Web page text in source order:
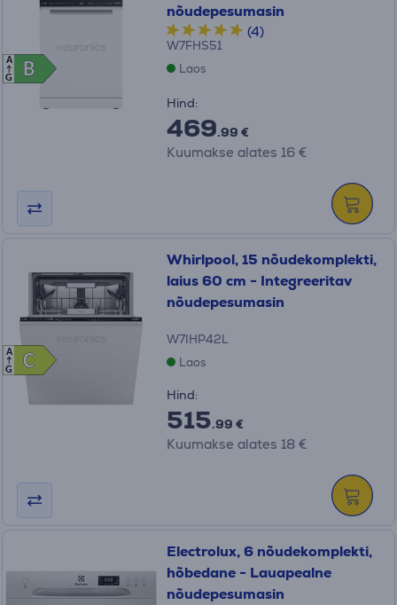
B
B
A
G
nõudepesumasin
(4)
W7FHS51
Laos
Hind:
469.99 €
Kuumakse alates 16 €
C
C
A
G
Whirlpool, 15 nõudekomplekti,
laius 60 cm - Integreeritav
nõudepesumasin
W7IHP42L
Laos
Hind:
515.99 €
Kuumakse alates 18 €
Electrolux, 6 nõudekomplekti,
hõbedane - Lauapealne
nõudepesumasin